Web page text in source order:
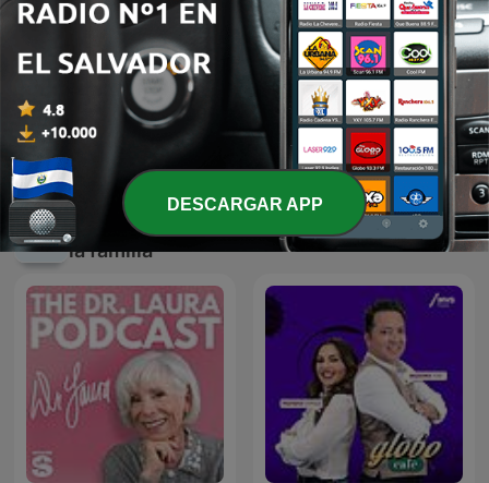
Those Oldies But Goodies
Podshow
!!MUSICA MAESTRO!!
TERAPIA MUSICAL PARA
NIÑOS DE HOY
Más podcasts internacionales de Para toda
la familia
DESCARGAR APP